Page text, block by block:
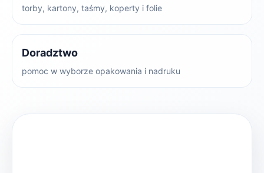
torby, kartony, taśmy, koperty i folie
Doradztwo
pomoc w wyborze opakowania i nadruku